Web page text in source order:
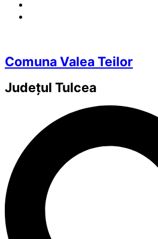
Comuna Valea Teilor
Județul Tulcea